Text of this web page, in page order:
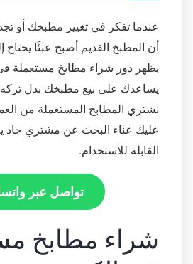
عندما تفكر في تغيير مطبخك أو
أن المطبخ القديم أصبح عبئًا
يظهر دور شراء مطابخ مستعملة
يساعدك على بيع مطبخك بدل
نشتري المطابخ المستعملة من
عليك عناء البحث عن مشتري جاد
القابلة للاستخدام.
تواصل عبر
شراء مطابخ